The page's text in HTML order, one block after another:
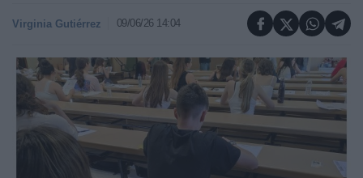
Virginia Gutiérrez 09/06/26 14:04